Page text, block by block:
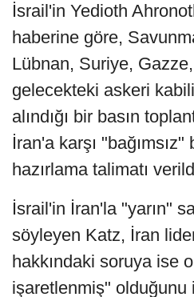
İsrail'in Yedioth
haberine göre,
Lübnan, Suriye,
gelecekteki askeri
alındığı bir basın
İran'a karşı "bağımsız"
hazırlama talimatı
İsrail'in İran'la "yarın"
söyleyen Katz, İran
hakkındaki soruya ise
işaretlenmiş" olduğunu